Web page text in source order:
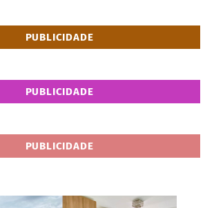
PUBLICIDADE
PUBLICIDADE
PUBLICIDADE